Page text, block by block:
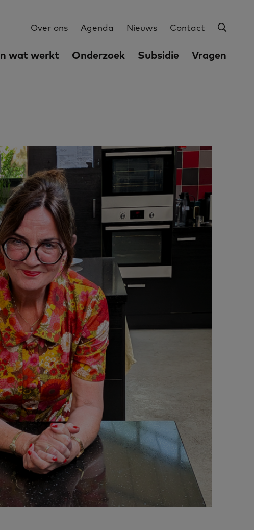
Utilities
Over ons Agenda Nieuws Contact
wat werkt Onderzoek Subsidie Vragen